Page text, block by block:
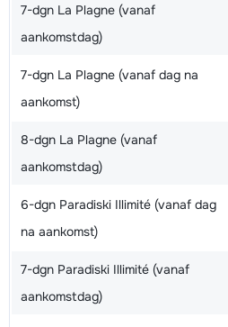
7-dgn La Plagne (vanaf
aankomstdag)
7-dgn La Plagne (vanaf dag na
aankomst)
8-dgn La Plagne (vanaf
aankomstdag)
6-dgn Paradiski Illimité (vanaf dag
na aankomst)
7-dgn Paradiski Illimité (vanaf
aankomstdag)